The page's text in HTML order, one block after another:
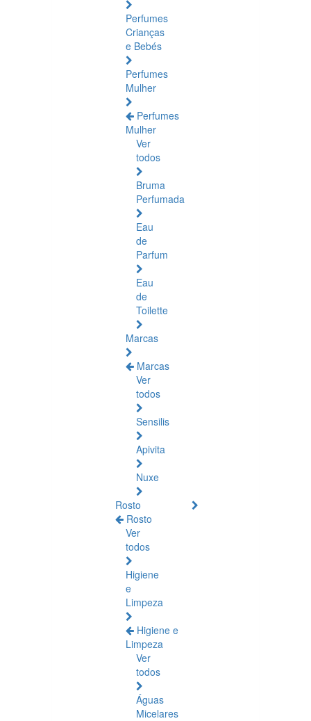
Perfumes
Crianças
e Bebés
Perfumes
Mulher
Perfumes
Mulher
Ver
todos
Bruma
Perfumada
Eau
de
Parfum
Eau
de
Toilette
Marcas
Marcas
Ver
todos
Sensilis
Apivita
Nuxe
Rosto
Rosto
Ver
todos
Higiene
e
Limpeza
Higiene e
Limpeza
Ver
todos
Águas
Micelares